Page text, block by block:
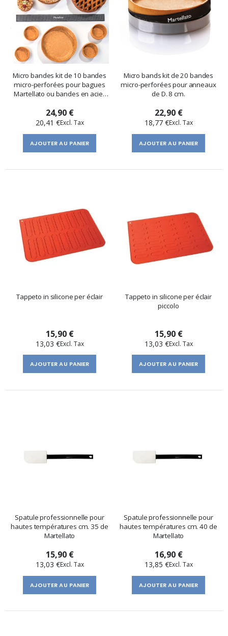
Micro bandes kit de 10 bandes
micro-perforées pour bagues
Martellato ou bandes en acier
24,90 €
20,41 €
AJOUTER AU PANIER
Micro bands kit de 20 bandes
micro-perforées pour anneaux
de D. 8 cm.
22,90 €
18,77 €
AJOUTER AU PANIER
Tappeto in silicone per éclair
15,90 €
13,03 €
AJOUTER AU PANIER
Tappeto in silicone per éclair
piccolo
15,90 €
13,03 €
AJOUTER AU PANIER
Spatule professionnelle pour
hautes températures cm. 35 de
Martellato
15,90 €
13,03 €
AJOUTER AU PANIER
Spatule professionnelle pour
hautes températures cm. 40 de
Martellato
16,90 €
13,85 €
AJOUTER AU PANIER